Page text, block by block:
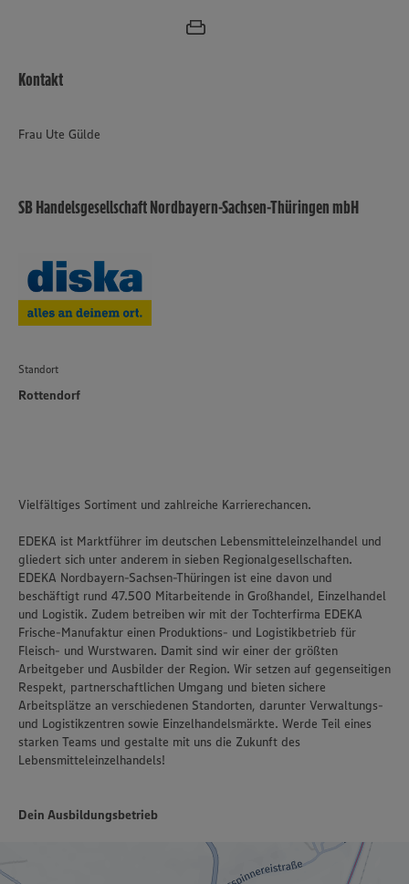
Kontakt
Frau Ute Gülde
SB Handelsgesellschaft Nordbayern-Sachsen-Thüringen mbH
Standort
Rottendorf
Vielfältiges Sortiment und zahlreiche Karrierechancen.
EDEKA ist Marktführer im deutschen Lebensmitteleinzelhandel und
gliedert sich unter anderem in sieben Regionalgesellschaften.
EDEKA Nordbayern-Sachsen-Thüringen ist eine davon und
beschäftigt rund 47.500 Mitarbeitende in Großhandel, Einzelhandel
und Logistik. Zudem betreiben wir mit der Tochterfirma EDEKA
Frische-Manufaktur einen Produktions- und Logistikbetrieb für
Fleisch- und Wurstwaren. Damit sind wir einer der größten
Arbeitgeber und Ausbilder der Region. Wir setzen auf gegenseitigen
Respekt, partnerschaftlichen Umgang und bieten sichere
Arbeitsplätze an verschiedenen Standorten, darunter Verwaltungs-
und Logistikzentren sowie Einzelhandelsmärkte. Werde Teil eines
starken Teams und gestalte mit uns die Zukunft des
Lebensmitteleinzelhandels!
Dein Ausbildungsbetrieb